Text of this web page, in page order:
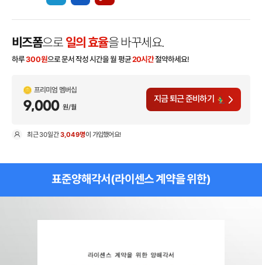
비즈폼으로 일의 효율을 바꾸세요.
하루300원으로 문서 작성 시간을 월 평균20시간절약하세요!
프리미엄 멤버십
9,000 원/월
지금 퇴근 준비하기
최근30일간3,049명이 가입했어요!
표준양해각서(라이센스 계약을 위한)